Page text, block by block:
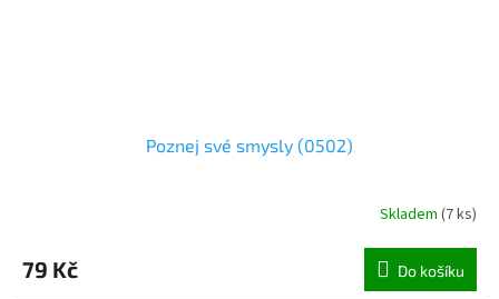
Poznej své smysly (0502)
Skladem (7 ks)
79 Kč Do košíku